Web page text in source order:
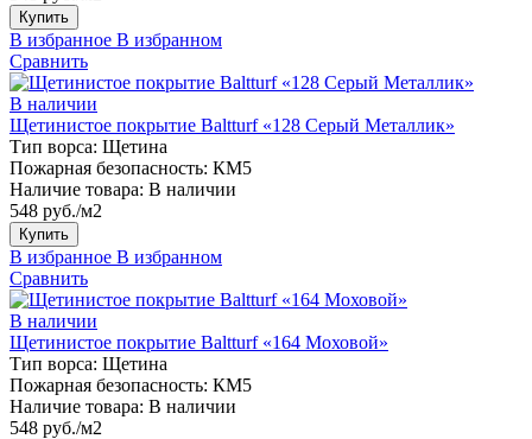
Купить
В избранное В избранном
Сравнить
В наличии
Щетинистое покрытие Baltturf «128 Серый Металлик»
Тип ворса: Щетина
Пожарная безопасность: КМ5
Наличие товара: В наличии
548 руб./м2
Купить
В избранное В избранном
Сравнить
В наличии
Щетинистое покрытие Baltturf «164 Моховой»
Тип ворса: Щетина
Пожарная безопасность: КМ5
Наличие товара: В наличии
548 руб./м2